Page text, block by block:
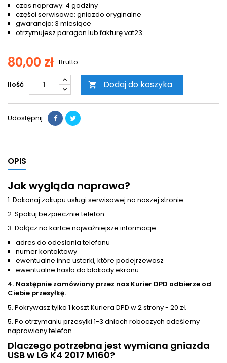
czas naprawy: 4 godziny
części serwisowe: gniazdo oryginalne
gwarancja: 3 miesiące
otrzymujesz paragon lub fakturę vat23
80,00 zł Brutto
Ilość  Dodaj do koszyka
Udostępnij
OPIS
Jak wygląda naprawa?
1. Dokonaj zakupu usługi serwisowej na naszej stronie.
2. Spakuj bezpiecznie telefon.
3. Dołącz na kartce najważniejsze informacje:
adres do odesłania telefonu
numer kontaktowy
ewentualne inne usterki, które podejrzewasz
ewentualne hasło do blokady ekranu
4. Następnie zamówiony przez nas Kurier DPD odbierze od
Ciebie przesyłkę.
5. Pokrywasz tylko 1 koszt Kuriera DPD w 2 strony - 20 zł.
5. Po otrzymaniu przesyłki 1-3 dniach roboczych odeślemy
naprawiony telefon.
Dlaczego potrzebna jest wymiana gniazda
USB w LG K4 2017 M160?